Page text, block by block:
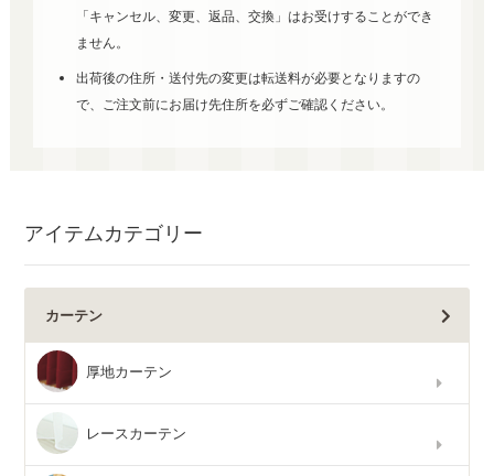
「キャンセル、変更、返品、交換」はお受けすることができ
ません。
出荷後の住所・送付先の変更は転送料が必要となりますの
で、ご注文前にお届け先住所を必ずご確認ください。
アイテムカテゴリー
カーテン
厚地カーテン
レースカーテン